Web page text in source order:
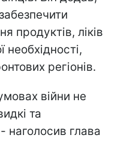
продуктів, ліків
необхідності,
регіонів.
війни не
та
наголосив глава